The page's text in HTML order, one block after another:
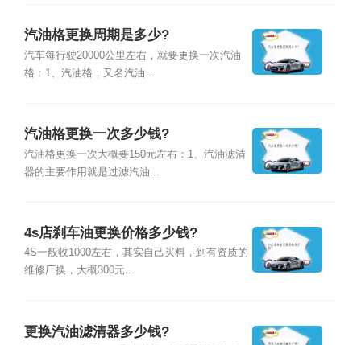
汽油格更换周期是多少?
汽车每行驶20000公里左右，就要更换一次汽油
格：1、汽油格，又名汽油...
汽油格更换一次多少钱?
汽油格更换一次大概要150元左右：1、汽油滤清
器的主要作用就是过滤汽油...
4s店刹车油更换价格多少钱?
4S一般收1000左右，其实自己买料，到有资质的
维修厂换，大概300元...
更换汽油滤清器多少钱?